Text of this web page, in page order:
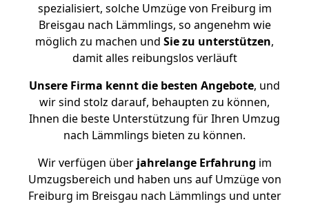
spezialisiert, solche Umzüge von Freiburg im
Breisgau nach Lämmlings, so angenehm wie
möglich zu machen und Sie zu unterstützen,
damit alles reibungslos verläuft
Unsere Firma kennt die besten Angebote, und
wir sind stolz darauf, behaupten zu können,
Ihnen die beste Unterstützung für Ihren Umzug
nach Lämmlings bieten zu können.
Wir verfügen überjahrelange Erfahrung im
Umzugsbereich und haben uns auf Umzüge von
Freiburg im Breisgau nach Lämmlings und unter